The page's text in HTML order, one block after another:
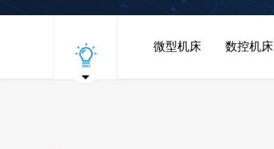
微型机床 数控机床